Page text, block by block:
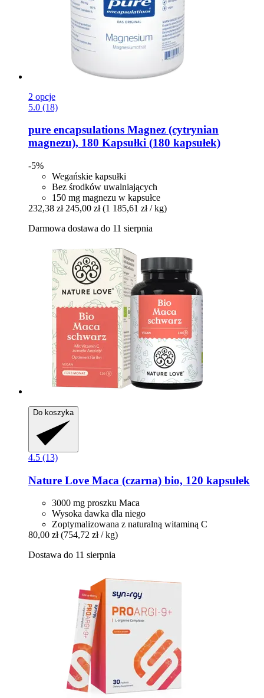
2 opcje
5.0 (18)
pure encapsulations Magnez (cytrynian
magnezu), 180 Kapsułki (180 kapsułek)
-5%
Wegańskie kapsułki
Bez środków uwalniających
150 mg magnezu w kapsułce
232,38 zł 245,00 zł (1 185,61 zł / kg)
Darmowa dostawa do 11 sierpnia
Do koszyka
4.5 (13)
Nature Love Maca (czarna) bio, 120 kapsułek
3000 mg proszku Maca
Wysoka dawka dla niego
Zoptymalizowana z naturalną witaminą C
80,00 zł (754,72 zł / kg)
Dostawa do 11 sierpnia